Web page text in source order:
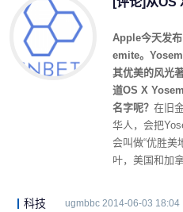
Apple今天发
emite。
其优美的风光
道OS X
名字呢？ 在旧
华人，会把
会叫做“优胜美
叶，美国和加
了美国，就成
科技 ugmbbc 2014-06-03 18:04